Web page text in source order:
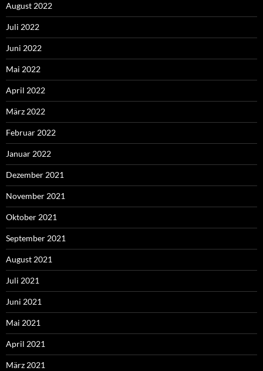
August 2022
Juli 2022
Juni 2022
Mai 2022
April 2022
März 2022
Februar 2022
Januar 2022
Dezember 2021
November 2021
Oktober 2021
September 2021
August 2021
Juli 2021
Juni 2021
Mai 2021
April 2021
März 2021